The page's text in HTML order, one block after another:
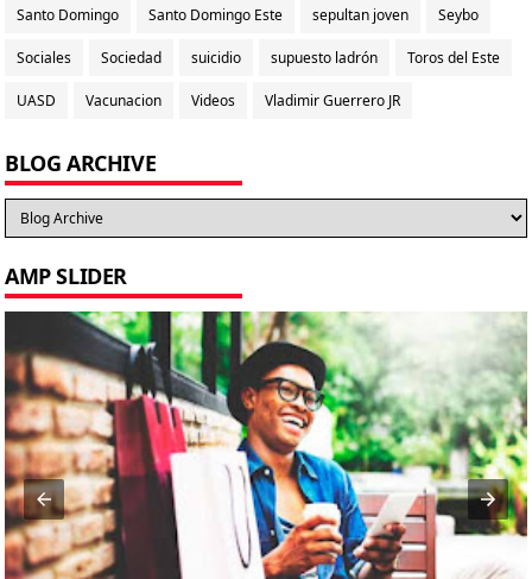
Santo Domingo Santo Domingo Este sepultan joven Seybo
Sociales Sociedad suicidio supuesto ladrón Toros del Este
UASD Vacunacion Videos Vladimir Guerrero JR
BLOG ARCHIVE
AMP SLIDER